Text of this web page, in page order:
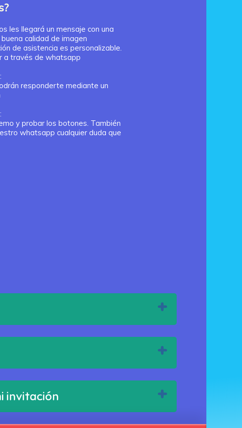
les llegará un mensaje con una
calidad de imagen
de asistencia es personalizable.
a través de whatsapp
responderte mediante un
y probar los botones. También
whatsapp cualquier duda que
invitación